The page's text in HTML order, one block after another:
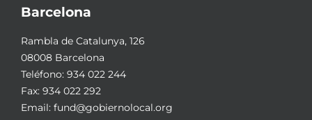
Barcelona
Rambla de Catalunya, 126
08008 Barcelona
Teléfono: 934 022 244
Fax: 934 022 292
Email: fund@gobiernolocal.org